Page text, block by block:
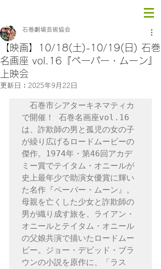
【映画】10/18(土)-10/19(日) 石巻
名画座 vol.16『ペーパー・ムーン』
上映会
石巻劇場芸術協会
更新日： 2025年9月22日
石巻市シアターキネマティカ
で開催！ 石巻名画座vol.16
は、 詐欺師の男と孤児の女の子
が繰り広げるロードムービーの
傑作。1974年・第46回アカデ
ミー賞でテイタム・オニールが
史上最年少で助演女優賞に輝い
た名作『ペーパー・ムーン』。
母親を亡くした少女と詐欺師の
男が織り成す旅を、ライアン・
オニールとテイタム・オニール
の父娘共演で描いたロードムー
ビー。ジョー・デビッド・ブラ
ウンの小説を原作に、「ラス